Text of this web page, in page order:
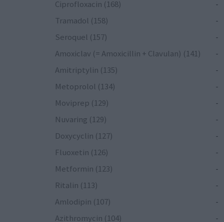
Ciprofloxacin (168)
-
Tramadol (158)
-
Seroquel (157)
-
Amoxiclav (= Amoxicillin + Clavulan) (141)
-
Amitriptylin (135)
-
Metoprolol (134)
-
Moviprep (129)
-
Nuvaring (129)
-
Doxycyclin (127)
-
Fluoxetin (126)
-
Metformin (123)
-
Ritalin (113)
-
Amlodipin (107)
-
Azithromycin (104)
-